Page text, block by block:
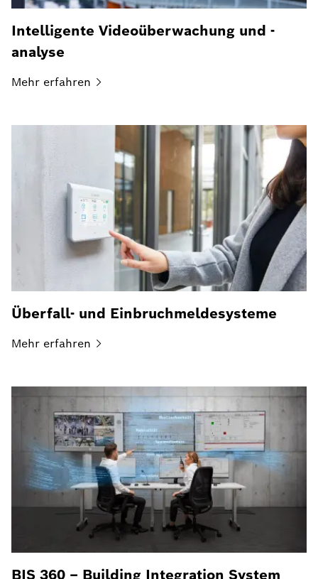
Intelligente Videoüberwachung und -
analyse
Mehr erfahren
Überfall- und Einbruchmeldesysteme
Mehr erfahren
BIS 360 – Building Integration System